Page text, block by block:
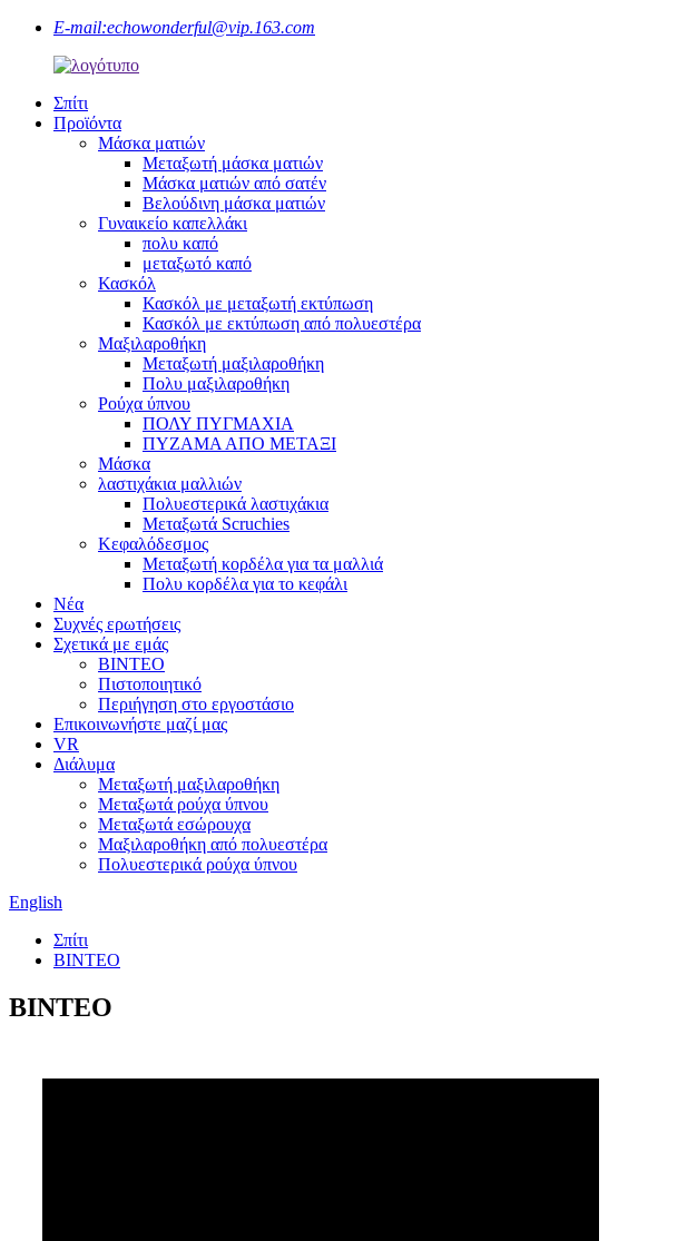
E-mail:echowonderful@vip.163.com
Σπίτι
Προϊόντα
Μάσκα ματιών
Μεταξωτή μάσκα ματιών
Μάσκα ματιών από σατέν
Βελούδινη μάσκα ματιών
Γυναικείο καπελλάκι
πολυ καπό
μεταξωτό καπό
Κασκόλ
Κασκόλ με μεταξωτή εκτύπωση
Κασκόλ με εκτύπωση από πολυεστέρα
Μαξιλαροθήκη
Μεταξωτή μαξιλαροθήκη
Πολυ μαξιλαροθήκη
Ρούχα ύπνου
ΠΟΛΥ ΠΥΓΜΑΧΙΑ
ΠΥΖΑΜΑ ΑΠΟ ΜΕΤΑΞΙ
Μάσκα
λαστιχάκια μαλλιών
Πολυεστερικά λαστιχάκια
Μεταξωτά Scruchies
Κεφαλόδεσμος
Μεταξωτή κορδέλα για τα μαλλιά
Πολυ κορδέλα για το κεφάλι
Νέα
Συχνές ερωτήσεις
Σχετικά με εμάς
ΒΙΝΤΕΟ
Πιστοποιητικό
Περιήγηση στο εργοστάσιο
Επικοινωνήστε μαζί μας
VR
Διάλυμα
Μεταξωτή μαξιλαροθήκη
Μεταξωτά ρούχα ύπνου
Μεταξωτά εσώρουχα
Μαξιλαροθήκη από πολυεστέρα
Πολυεστερικά ρούχα ύπνου
English
Σπίτι
ΒΙΝΤΕΟ
ΒΙΝΤΕΟ